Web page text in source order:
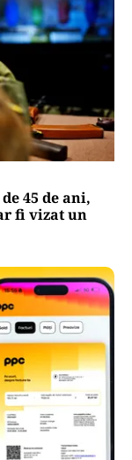
45 de ani,
fi vizat un